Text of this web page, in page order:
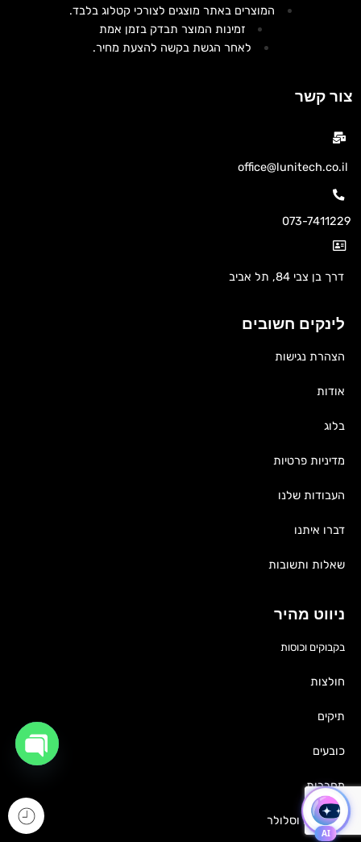
ניווט מהיר
בקבוקים וכוסות
חולצות
תיקים
כובעים
מחברות
גאדג'טים וסלולר
לינקים חשובים
הצהרת נגישות
אודות
בלוג
מדיניות פרטיות
העבודות שלנו
דברו איתנו
שאלות ותשובות
צור קשר
office@lunitech.co.il
073-7411229
דרך בן צבי 84, תל אביב
המוצרים באתר מוצגים לצורכי קטלוג בלבד.
זמינות המוצר תבדק בזמן אמת
לאחר הגשת בקשה להצעת מחיר.